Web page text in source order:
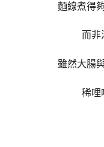
麵線煮得
而非
雖然大腸
稀哩